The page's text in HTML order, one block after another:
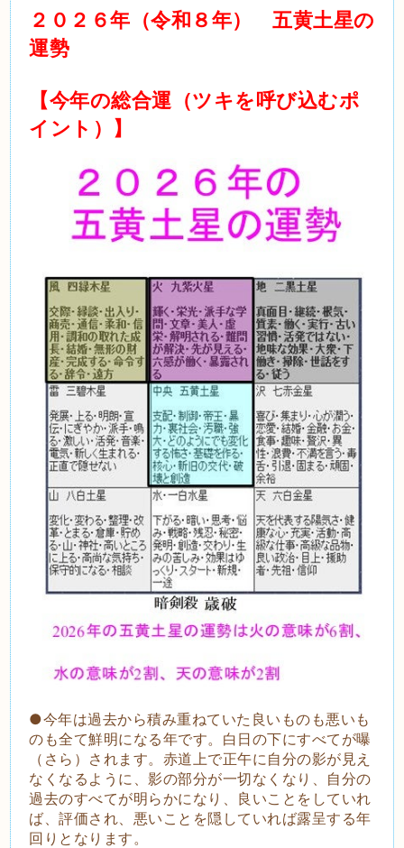
２０２６年（令和８年） 五黄土星の
運勢
【今年の総合運（ツキを呼び込むポ
イント）】
●今年は過去から積み重ねていた良いものも悪いも
のも全て鮮明になる年です。白日の下にすべてが曝
（さら）されます。赤道上で正午に自分の影が見え
なくなるように、影の部分が一切なくなり、自分の
過去のすべてが明らかになり、良いことをしていれ
ば、評価され、悪いことを隠していれば露呈する年
回りとなります。